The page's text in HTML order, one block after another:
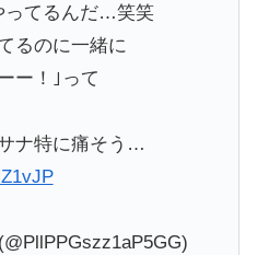
ってるんだ…笑笑
るのに一緒に
ー！｣って
ナ特に痛そう…